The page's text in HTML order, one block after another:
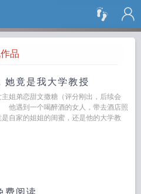
搜 索
品
她竟是我大学教授
姐弟恋甜文撒糖（评分刚出，后续会
遇到一个喝醉酒的女人，带去酒店照
自家的姐姐的闺蜜，还是他的大学教
费阅读